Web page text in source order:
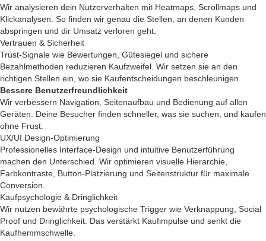
Wir analysieren dein Nutzerverhalten mit Heatmaps, Scrollmaps und
Klickanalysen. So finden wir genau die Stellen, an denen Kunden
abspringen und dir Umsatz verloren geht.
Vertrauen & Sicherheit
Trust-Signale wie Bewertungen, Gütesiegel und sichere
Bezahlmethoden reduzieren Kaufzweifel. Wir setzen sie an den
richtigen Stellen ein, wo sie Kaufentscheidungen beschleunigen.
Bessere Benutzerfreundlichkeit
Wir verbessern Navigation, Seitenaufbau und Bedienung auf allen
Geräten. Deine Besucher finden schneller, was sie suchen, und kaufen
ohne Frust.
UX/UI Design-Optimierung
Professionelles Interface-Design und intuitive Benutzerführung
machen den Unterschied. Wir optimieren visuelle Hierarchie,
Farbkontraste, Button-Platzierung und Seitenstruktur für maximale
Conversion.
Kaufpsychologie & Dringlichkeit
Wir nutzen bewährte psychologische Trigger wie Verknappung, Social
Proof und Dringlichkeit. Das verstärkt Kaufimpulse und senkt die
Kaufhemmschwelle.